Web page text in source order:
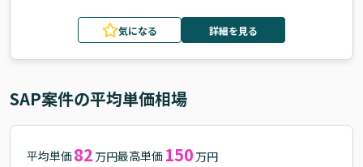
気になる 詳細を見る
SAP案件の平均単価相場
平均単価 82 万円最高単価 150 万円